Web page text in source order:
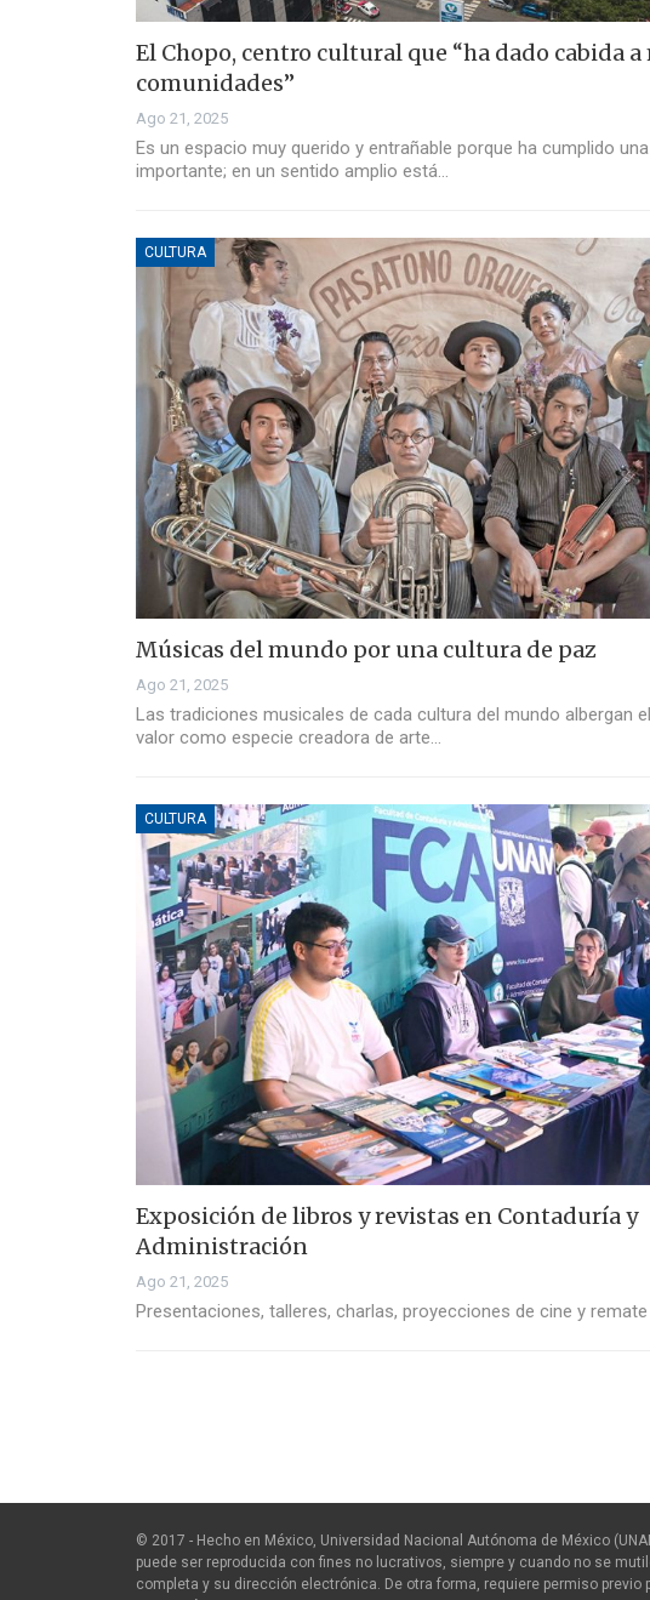
El Chopo, centro cultural que “ha dado cabida a
comunidades”
Ago 21, 2025
Es un espacio muy querido y entrañable porque ha cumplido
importante; en un sentido amplio está…
CULTURA
Músicas del mundo por una cultura de paz
Ago 21, 2025
Las tradiciones musicales de cada cultura del mundo albergan
valor como especie creadora de arte…
CULTURA
Exposición de libros y revistas en Contaduría y
Administración
Ago 21, 2025
Presentaciones, talleres, charlas, proyecciones de cine y
© 2017 - Hecho en México, Universidad Nacional Autónoma de México
puede ser reproducida con fines no lucrativos, siempre y cuando no se
completa y su dirección electrónica. De otra forma, requiere permiso previo